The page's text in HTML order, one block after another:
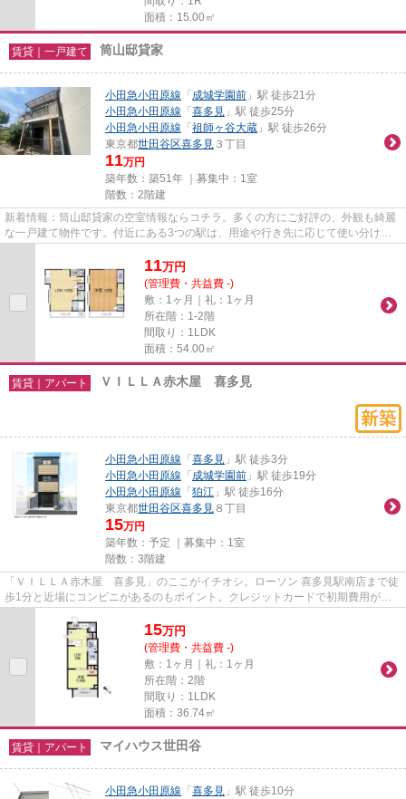
面積：15.00㎡
賃貸｜一戸建て 筒山邸貸家
小田急小田原線 「成城学園前 」駅 徒歩21分
小田急小田原線 「喜多見 」駅 徒歩25分
小田急小田原線 「祖師ヶ谷大蔵 」駅 徒歩26分
東京都世田谷区喜多見 ３丁目
11万円
築年数：築51年 ｜募集中： 1室
階数：2階建
新着情報：筒山邸貸家の空室情報ならコチラ。多くの方にご好評の、外観も綺麗
な一戸建て物件です。付近にある3つの駅は、用途や行き先に応じて使い分ける
ことができます。こちらは初期...
11万円
(管理費・共益費 -)
敷：1ヶ月｜礼：1ヶ月
所在階：1-2階
間取り：1LDK
面積：54.00㎡
賃貸｜アパート ＶＩＬＬＡ赤木屋 喜多見
小田急小田原線 「喜多見 」駅 徒歩3分
小田急小田原線 「成城学園前 」駅 徒歩19分
小田急小田原線 「狛江 」駅 徒歩16分
東京都世田谷区喜多見 ８丁目
15万円
築年数：予定 ｜募集中： 1室
階数：3階建
「ＶＩＬＬＡ赤木屋 喜多見」のここがイチオシ。ローソン 喜多見駅南店まで徒
歩1分と近場にコンビニがあるのもポイント。クレジットカードで初期費用がお
支払いいただけるので、決済...
15万円
(管理費・共益費 -)
敷：1ヶ月｜礼：1ヶ月
所在階：2階
間取り：1LDK
面積：36.74㎡
賃貸｜アパート マイハウス世田谷
小田急小田原線 「喜多見 」駅 徒歩10分